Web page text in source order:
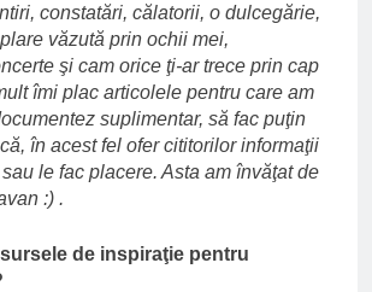
constatări, călatorii, o dulcegărie,
văzută prin ochii mei,
şi cam orice ţi-ar trece prin cap
îmi plac articolele pentru care am
suplimentar, să fac puţin
în acest fel ofer cititorilor informaţii
le fac placere. Asta am învăţat de
:) .
de inspiraţie pentru